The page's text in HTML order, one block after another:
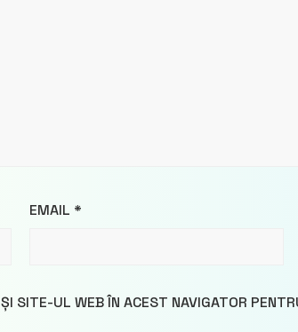
EMAIL *
SITE-UL WEB ÎN ACEST NAVIGATOR